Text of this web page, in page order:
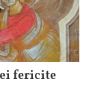
fericite